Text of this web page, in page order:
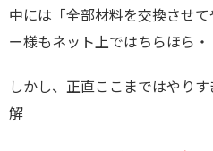
中には「全部材料を交換させ
ー様もネット上ではちらほら
しかし、正直ここまではやり
解